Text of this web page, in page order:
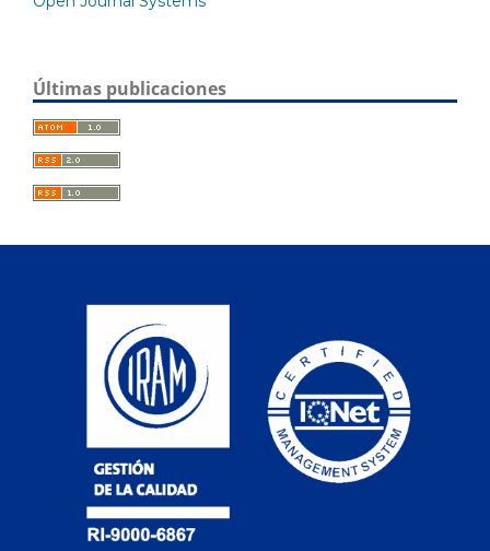
Últimas publicaciones